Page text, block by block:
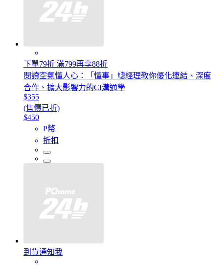
下單79折 滿799再享88折
閱讀空氣懂人心：「懂事」總經理教你優化連結、深度
合作、擴大影響力的CI溝通學
$355
(售價已折)
$450
P幣
折扣
到貨通知我